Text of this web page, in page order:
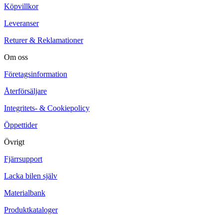
Köpvillkor
Leveranser
Returer & Reklamationer
Om oss
Företagsinformation
Återförsäljare
Integritets- & Cookiepolicy
Öppettider
Övrigt
Fjärrsupport
Lacka bilen själv
Materialbank
Produktkataloger